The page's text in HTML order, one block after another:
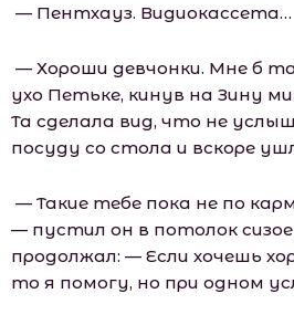
— Пентхауз. Видиокассета…
— Хороши девчонки. Мне б
ухо Петьке, кинув на Зину
Та сделала вид, что не
посуду со стола и вскоре
— Такие тебе пока не по
— пустил он в потолок
продолжал: — Если хочешь
то я помогу, но при одном